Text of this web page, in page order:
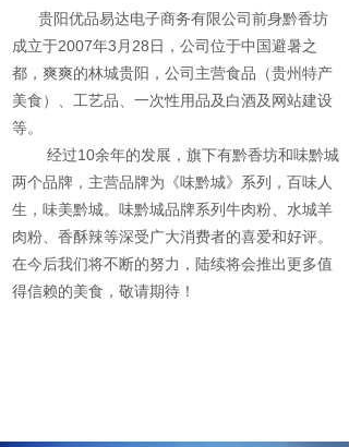
贵阳优品易达电子商务有限公司前身黔香坊
成立于2007年3月28日，公司位于中国避暑之
都， 爽爽的林城贵阳，公司主营食品（贵州特产
美食）、工艺品、一次性用品及白酒及网站建设
等。
经过10余年的发展，旗下有黔香坊和味黔城
两个品牌，主营品牌为《味黔城》系列，百味人
生，味美黔城。味黔城品牌系列牛肉粉、水城羊
肉粉、香酥辣等深受广大消费者的喜爱和好评。
在今后我们将不断的努力，陆续将会推出更多值
得信赖的美食，敬请期待！